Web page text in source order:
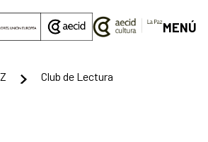
principal
MENÚ
Club de Lectura